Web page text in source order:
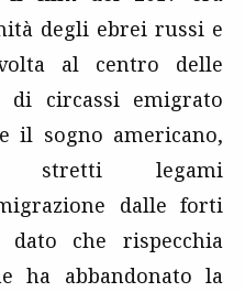
degli ebrei russi e
al centro delle
circassi emigrato
il sogno americano,
stretti legami
dalle forti
dato che rispecchia
ha abbandonato la